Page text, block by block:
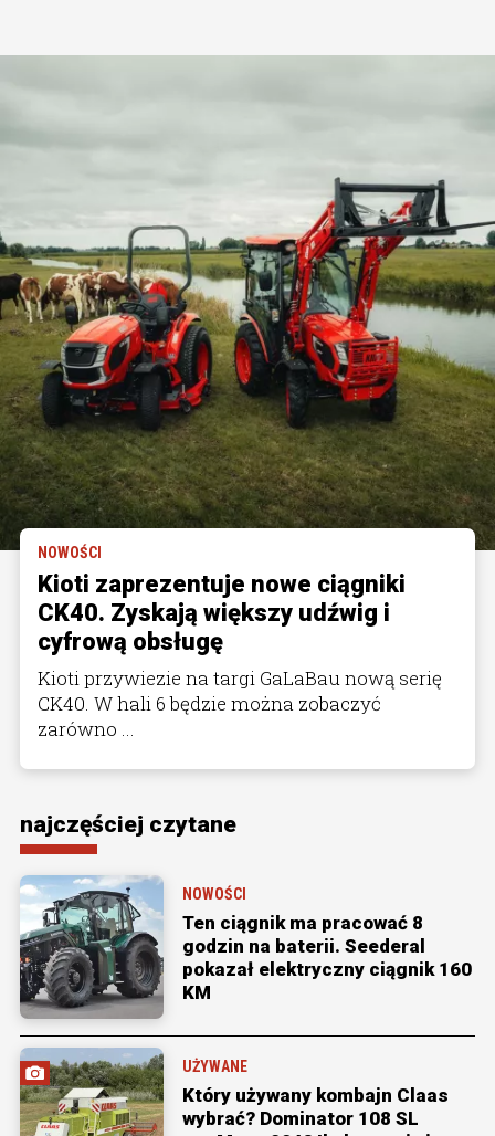
NOWOŚCI
Kioti zaprezentuje nowe ciągniki
CK40. Zyskają większy udźwig i
cyfrową obsługę
Kioti przywiezie na targi GaLaBau nową serię
CK40. W hali 6 będzie można zobaczyć
zarówno ...
najczęściej czytane
NOWOŚCI
Ten ciągnik ma pracować 8
godzin na baterii. Seederal
pokazał elektryczny ciągnik 160
KM
UŻYWANE
Który używany kombajn Claas
wybrać? Dominator 108 SL